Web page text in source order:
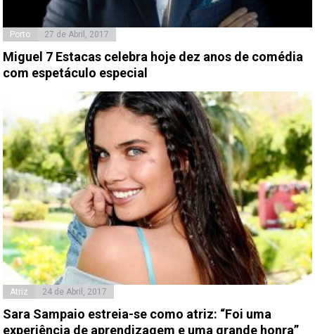
Porto 27 de Abril, 2017
Miguel 7 Estacas celebra hoje dez anos de comédia
com espetáculo especial
Atriz 24 de Abril, 2017
Sara Sampaio estreia-se como atriz: “Foi uma
experiência de aprendizagem e uma grande honra”